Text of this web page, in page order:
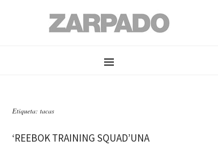
Etiqueta: tacas
‘REEBOK TRAINING SQUAD’UNA